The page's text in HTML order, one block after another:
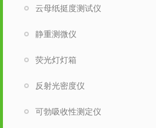
云母纸挺度测试仪
静重测微仪
荧光灯灯箱
反射光密度仪
可勃吸收性测定仪